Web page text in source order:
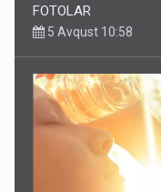
FOTOLAR
5 Avqust 10:58